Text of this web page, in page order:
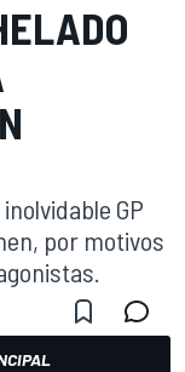
GP
por motivos